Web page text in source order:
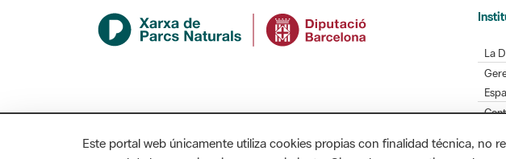
La
Este portal web únicamente utiliza cookies propias con finalidad técnica, no